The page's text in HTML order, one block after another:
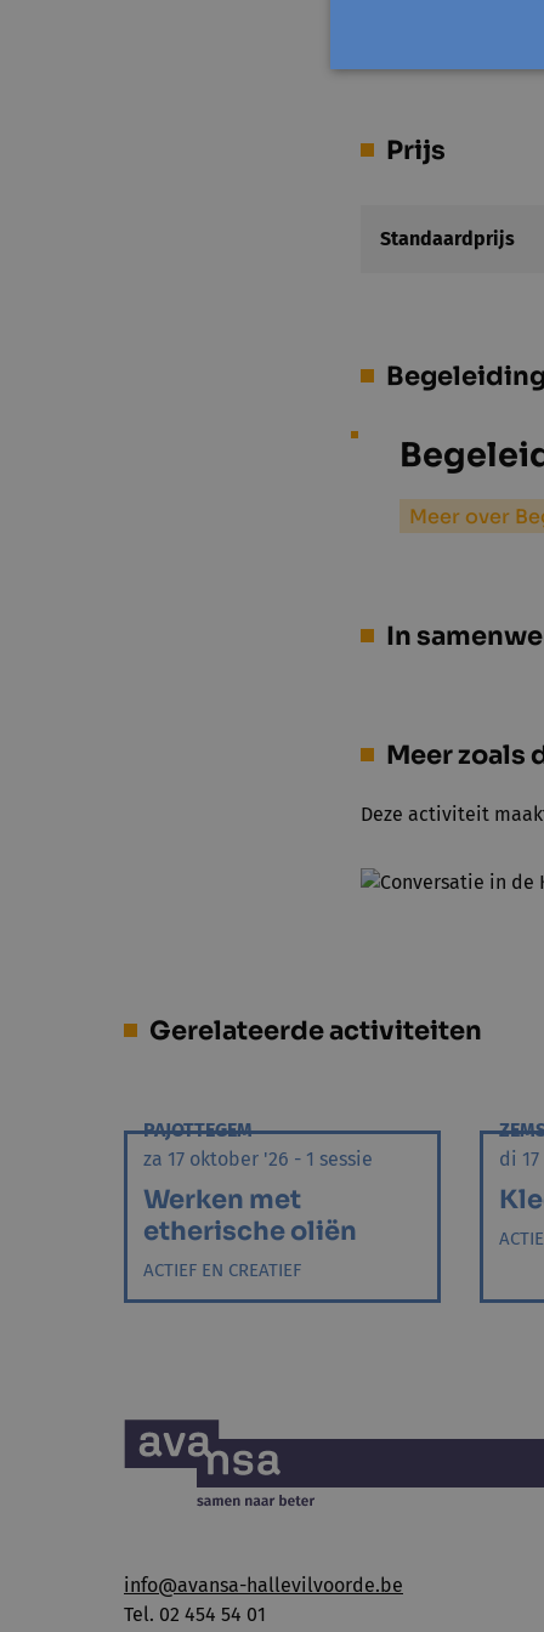
Prijs
Standaardprijs
Begeleiding
Meer over
In
Meer zoals
Deze activiteit
Gerelateerde activiteiten
PAJOTTEGEM
za 17 oktober '26 - 1 sessie
Werken met
etherische oliën
ACTIEF EN CREATIEF
di
info@avansa-hallevilvoorde.be
Tel. 02 454 54 01